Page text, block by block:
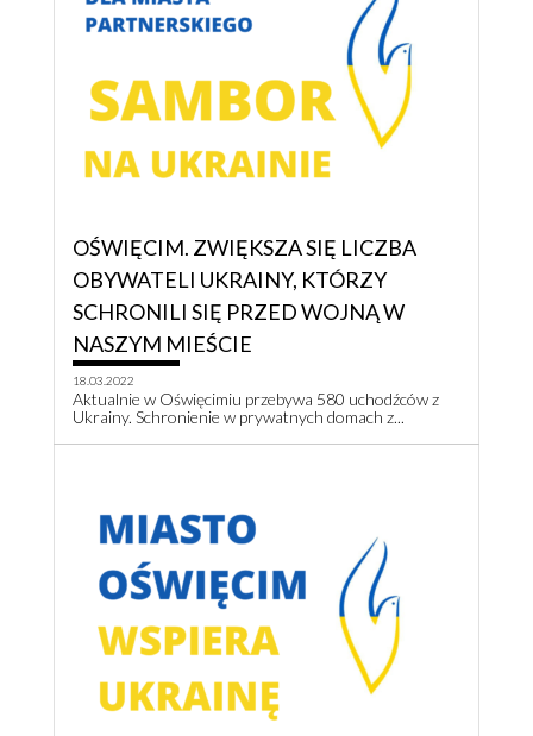
OŚWIĘCIM. ZWIĘKSZA SIĘ LICZBA
OBYWATELI UKRAINY, KTÓRZY
SCHRONILI SIĘ PRZED WOJNĄ W
NASZYM MIEŚCIE
18.03.2022
Aktualnie w Oświęcimiu przebywa 580 uchodźców z
Ukrainy. Schronienie w prywatnych domach z...